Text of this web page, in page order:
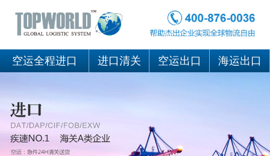
空运全程进口 进口清关 空运出口 海运出口